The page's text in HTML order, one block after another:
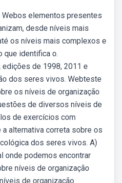
elementos presentes
desde níveis mais
os níveis mais complexos e
que identifica o.
de 1998, 2011 e
dos seres vivos. Webteste
os níveis de organização
de diversos níveis de
de exercícios com
alternativa correta sobre os
dos seres vivos. A)
onde podemos encontrar
níveis de organização
de organização